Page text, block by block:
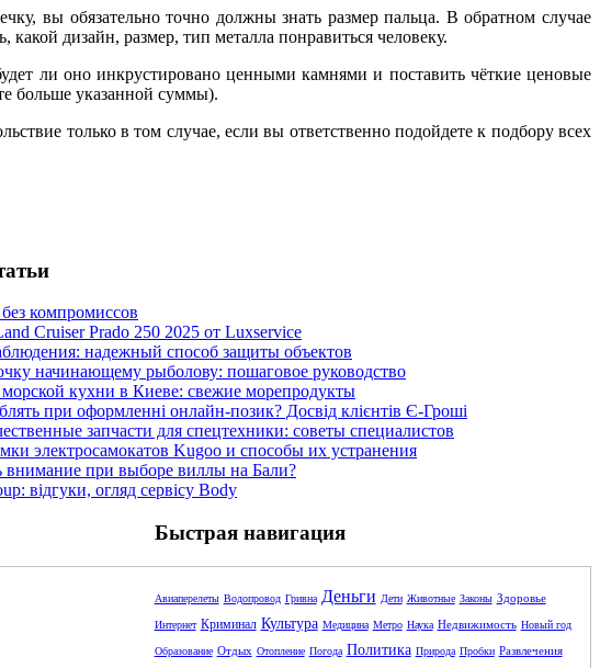
вы обязательно точно должны знать размер пальца. В обратном случае
дизайн, размер, тип металла понравиться человеку.
ли оно инкрустировано ценными камнями и поставить чёткие ценовые
больше указанной суммы).
только в том случае, если вы ответственно подойдете к подбору всех
компромиссов
Cruiser Prado 250 2025 от Luxservice
надежный способ защиты объектов
начинающему рыболову: пошаговое руководство
морской кухни в Киеве: свежие морепродукты
при оформленні онлайн-позик? Досвід клієнтів Є-Гроші
запчасти для спецтехники: советы специалистов
электросамокатов Kugoo и способы их устранения
внимание при выборе виллы на Бали?
відгуки, огляд сервісу Body
Быстрая навигация
Авиаперелеты Водопровод Гривна Деньги Дети Животные Законы Здоровье
Интернет Криминал Культура Медицина Метро Наука Недвижимость Новый год
Образование Отдых Отопление Погода Политика Природа Пробки Развлечения